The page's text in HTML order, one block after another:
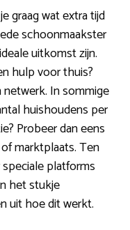
graag wat extra tijd
schoonmaakster
uitkomst zijn.
hulp voor thuis?
netwerk. In sommige
huishoudens per
Probeer dan eens
marktplaats. Ten
platforms
het stukje
uit hoe dit werkt.